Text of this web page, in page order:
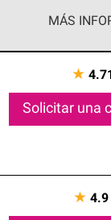
MÁS
Solo ellos
★ 4.71
Solicitar una
★ 4.9